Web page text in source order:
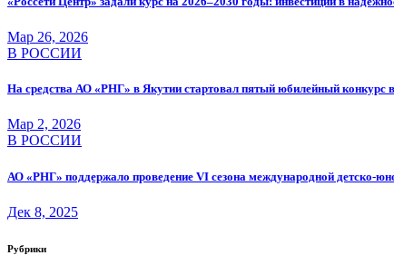
Мар 26, 2026
В РОССИИ
На средства АО «РНГ» в Якутии стартовал пятый юбилейный конкурс
Мар 2, 2026
В РОССИИ
АО «РНГ» поддержало проведение VI сезона международной детско-
Дек 8, 2025
Рубрики